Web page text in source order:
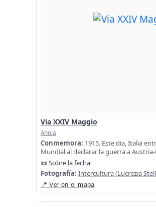
Via XXIV Maggio
Anoia
Conmemora: 1915. Este día, Italia
Mundial al declarar la guerra a
📜 Sobre la fecha
Fotografía: Intercultura (Lucrezia
📍 Ver en el mapa